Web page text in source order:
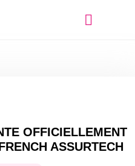
OFFICIELLEMENT
ASSURTECH